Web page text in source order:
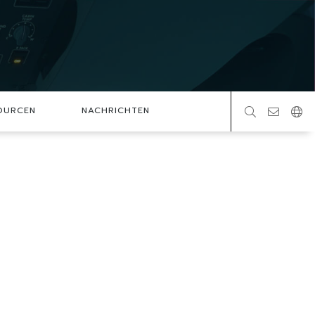
NACHRICHTEN